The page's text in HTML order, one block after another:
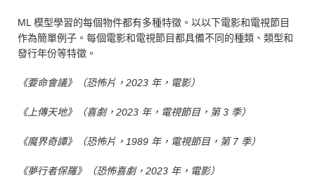
ML 模型學習的每個物件都有多種特徵。以以下電影和電視節目
作為簡單例子。每個電影和電視節目都具備不同的種類、類型和
發行年份等特徵。
《要命會議》（恐怖片，2023 年，電影）
《上傳天地》（喜劇，2023 年，電視節目，第 3 季）
《魔界奇譚》（恐怖片，1989 年，電視節目，第 7 季）
《夢行者保羅》（恐怖喜劇，2023 年，電影）